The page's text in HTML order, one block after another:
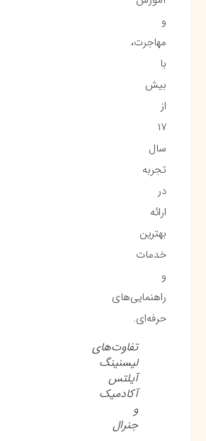
و
مهاجرت،
با
بیش
از
۱۷
سال
تجربه
در
ارائه
بهترین
خدمات
و
راهنمایی‌های
حرفه‌ای.
تفاوت‌های
لیسنینگ
آیلتس
آکادمیک
و
جنرال